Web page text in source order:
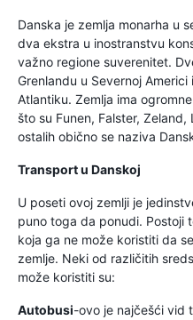
Danska je zemlja monarha u
dva ekstra u inostranstvu
važno regione suverenitet.
Grenlandu u Severnoj
Atlantiku. Zemlja ima
što su Funen, Falster,
ostalih obično se naziva
Transport u Danskoj
U poseti ovoj zemlji je
puno toga da ponudi. Postoji
koja ga ne može koristiti da
zemlje. Neki od različitih
može koristiti su:
Autobusi-ovo je najčešći vid